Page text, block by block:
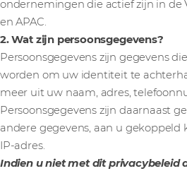
ondernemingen die actief zijn in de
en APAC.
2. Wat zijn persoonsgegevens?
Persoonsgegevens zijn gegevens
worden om uw identiteit te
meer uit uw naam, adres,
Persoonsgegevens zijn daarnaast
andere gegevens, aan u gekoppeld
IP-adres.
Indien u niet met dit privacybeleid